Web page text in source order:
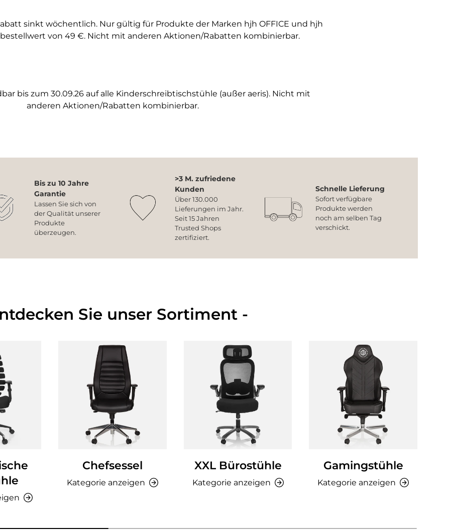
sinkt wöchentlich. Nur gültig für Produkte der Marken hjh OFFICE und hjh
von 49 €. Nicht mit anderen Aktionen/Rabatten kombinierbar.
bis zum 30.09.26 auf alle Kinderschreibtischstühle (außer aeris). Nicht mit
anderen Aktionen/Rabatten kombinierbar.
Bis zu 10 Jahre
Garantie
Lassen Sie sich von
der Qualität unserer
Produkte
überzeugen.
>3 M. zufriedene
Kunden
Über 130.000
Lieferungen im Jahr.
Seit 15 Jahren
Trusted Shops
zertifiziert.
Schnelle Lieferung
Sofort verfügbare
Produkte werden
noch am selben Tag
verschickt.
Sie unser Sortiment -
Chefsessel
Kategorie anzeigen
XXL Bürostühle
Kategorie anzeigen
Gamingstühle
Kategorie anzeigen